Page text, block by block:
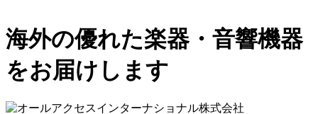
海外の優れた楽器・音響機器
をお届けします